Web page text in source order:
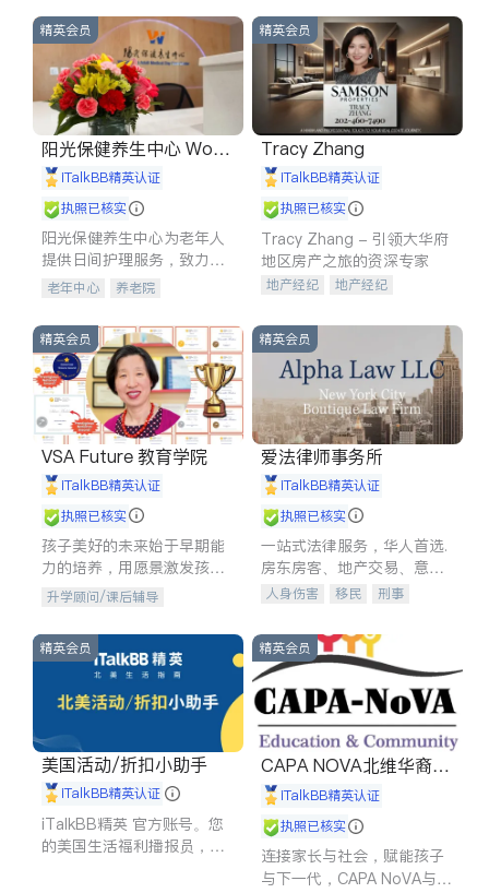
精英会员
阳光保健养生中心 World
shine
iTalkBB精英认证
执照已核实
阳光保健养生中心为老年人
提供日间护理服务，致力于
通过持续的护理创新来有效
老年中心 养老院
精英会员
Tracy Zhang
iTalkBB精英认证
执照已核实
Tracy Zhang - 引领大华府
地区房产之旅的资深专家
地产经纪
地产经纪
商铺租售
精英会员
VSA Future 教育学院
iTalkBB精英认证
执照已核实
孩子美好的未来始于早期能
力的培养，用愿景激发孩子
的学习潜力和动力。理念：
拥有成长型心态是成功的基
石。
升学顾问/课后辅导
精英会员
爱法律师事务所
iTalkBB精英认证
执照已核实
一站式法律服务，华人首选.
房东房客、地产交易、意外
伤害、车祸重伤、商业诉
建筑合同、刑事案件全包办
人身伤害 移民
刑事
信托/遗嘱
商业
索赔
律师-其它 保释
精英会员
美国活动/折扣小助手
iTalkBB精英认证
iTalkBB精英 官方账号。您
的美国生活福利播报员，精
精英会员
CAPA NOVA北维华裔家
长会iTalkBB精英认证
执照已核实
连接家长与社会，赋能孩子
与下一代，CAPA NoVA与您